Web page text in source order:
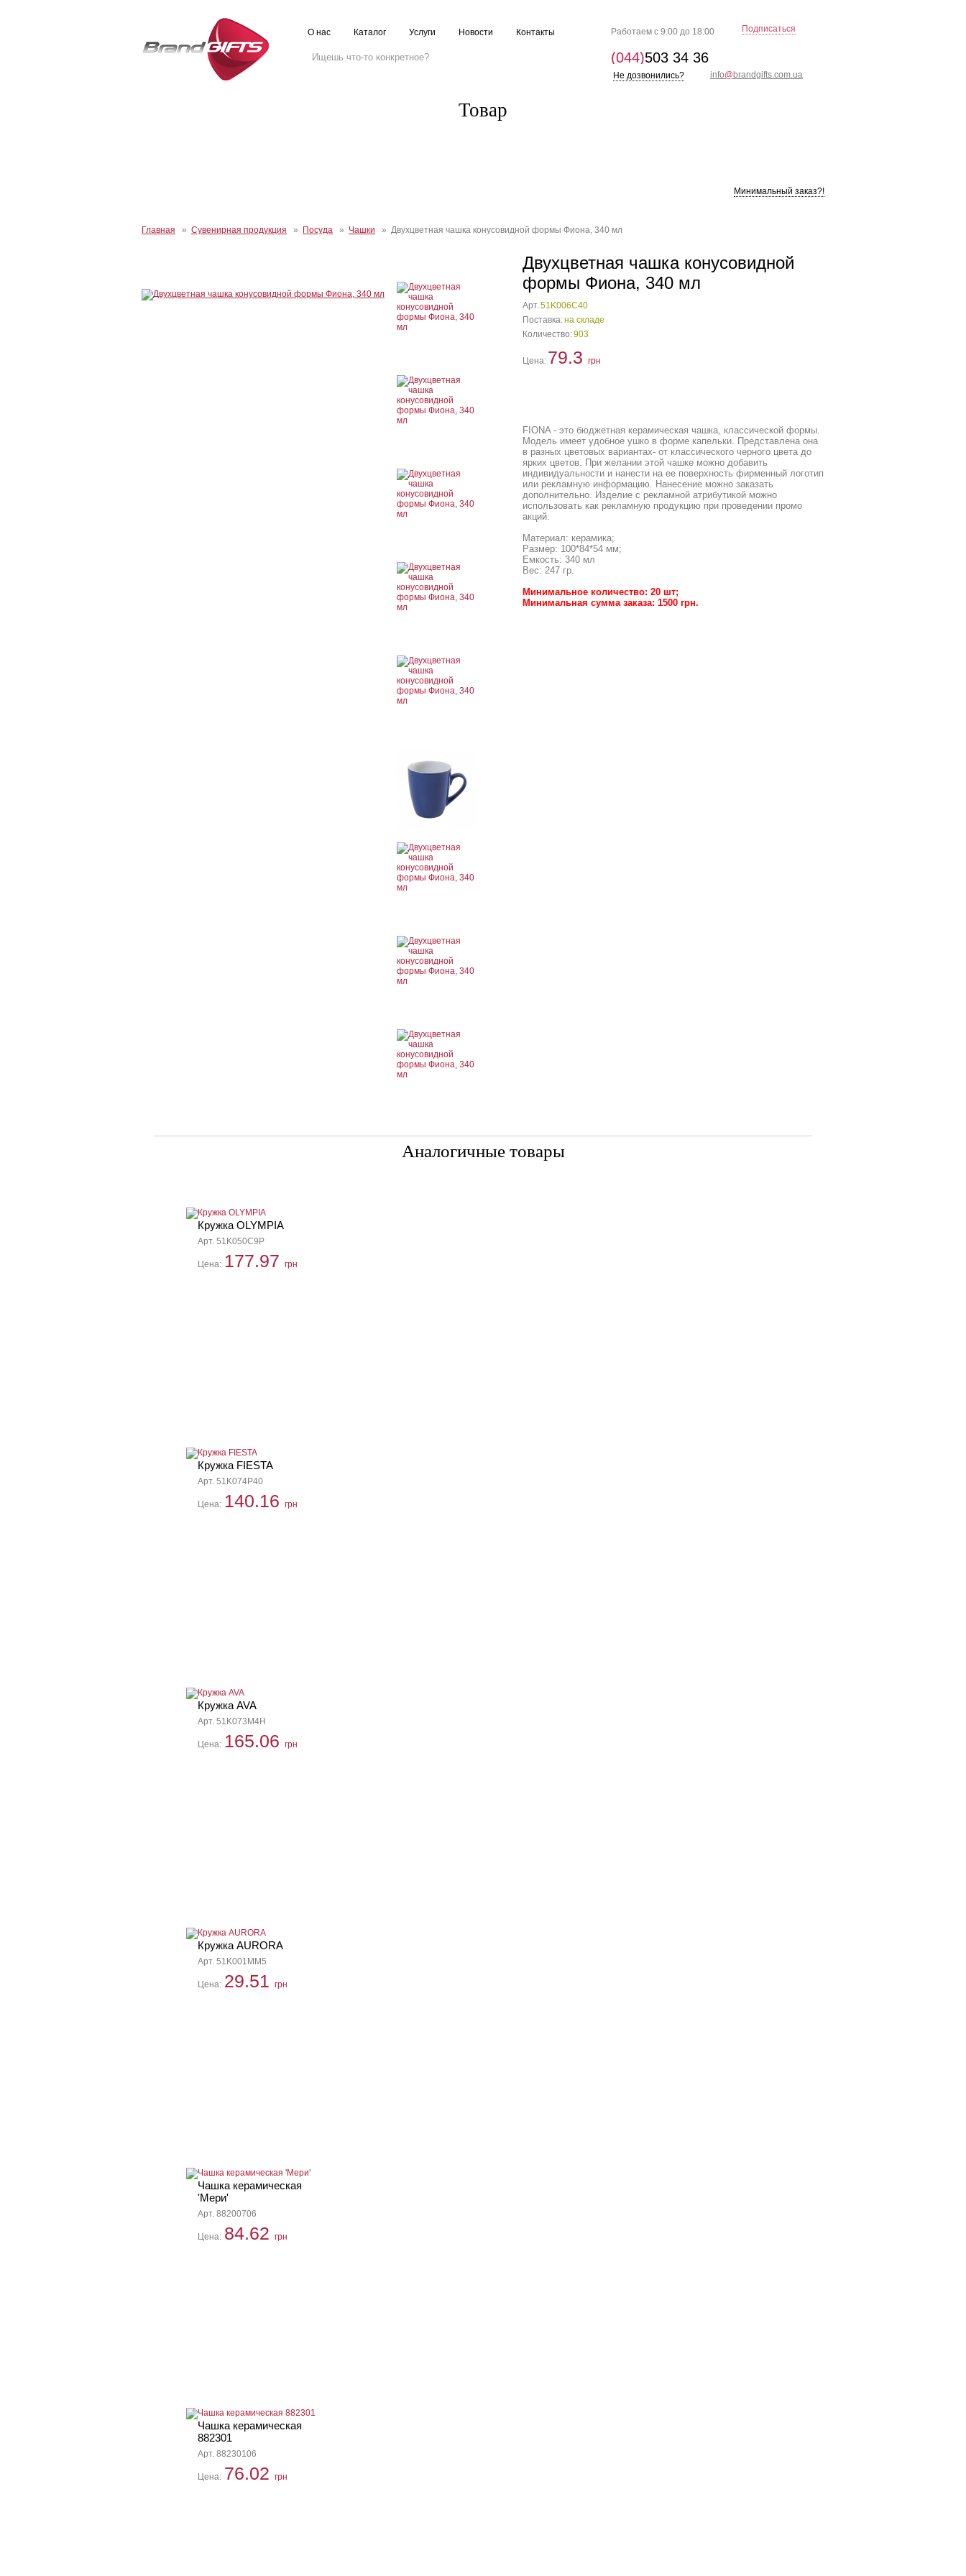
О нас Каталог Услуги Новости Контакты Работаем с 9:00 до 18:00 Подписаться
(044)503 34 36
Не дозвонились? info@ brandgifts.com.ua
Товар
Минимальный заказ?!
Главная » Сувенирная продукция » Посуда » Чашки » Двухцветная чашка конусовидной формы Фиона, 340 мл
Двухцветная чашка конусовидной
формы Фиона, 340 мл
Арт.51K006C40
Поставка:на складе
Количество:903
Цена: 79.3 грн
FIONA - это бюджетная керамическая чашка, классической формы.
Модель имеет удобное ушко в форме капельки. Представлена она
в разных цветовых вариантах- от классического черного цвета до
ярких цветов. При желании этой чашке можно добавить
индивидуальности и нанести на ее поверхность фирменный логотип
или рекламную информацию. Нанесение можно заказать
дополнительно. Изделие с рекламной атрибутикой можно
использовать как рекламную продукцию при проведении промо
акций.
Материал: керамика;
Размер: 100*84*54 мм;
Емкость: 340 мл
Вес: 247 гр.
Минимальное количество: 20 шт;
Минимальная сумма заказа: 1500 грн.
Аналогичные товары
Кружка OLYMPIA
Арт. 51K050C9P
Цена: 177.97 грн
Кружка FIESTA
Арт. 51K074P40
Цена: 140.16 грн
Кружка AVA
Арт. 51K073M4H
Цена: 165.06 грн
Кружка AURORA
Арт. 51K001MM5
Цена: 29.51 грн
Чашка керамическая
'Мери'
Арт. 88200706
Цена: 84.62 грн
Чашка керамическая
882301
Арт. 88230106
Цена: 76.02 грн